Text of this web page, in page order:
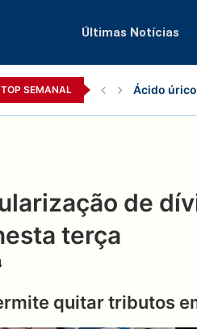
Últimas Notícias
TOP SEMANAL Ácido
de
terça
quitar tributos